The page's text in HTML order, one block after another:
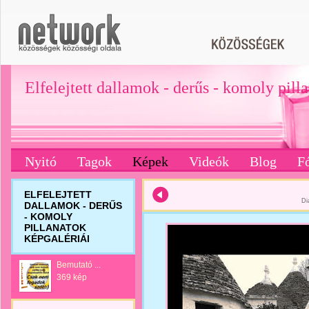
Elfelejtett dallamok - derűs - komoly
Nyitó Tagok Képek Videók Blog
ELFELEJTETT
DALLAMOK - DERŰS
- KOMOLY
PILLANATOK
KÉPGALÉRIÁI
Bemutató ...
369 kép